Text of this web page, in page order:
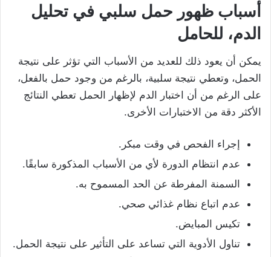
أسباب ظهور حمل سلبي في تحليل
الدم، للحامل
يمكن أن يعود ذلك للعديد من الأسباب التي تؤثر على نتيجة
الحمل، وتعطي نتيجة سلبية، بالرغم من وجود حمل بالفعل،
على الرغم من أن اختبار الدم لإظهار الحمل تعطي النتائج
الأكثر دقة من الاختبارات الأخرى.
إجراء الفحص في وقت مبكر.
عدم انتظام الدورة لأي من الأسباب المذكورة سابقًا.
السمنة المفرطة عن الحد المسموح به.
عدم اتباع نظام غذائي صحي.
تكيس المبايض.
تناول الأدوية التي تساعد على التأثير على نتيجة الحمل.